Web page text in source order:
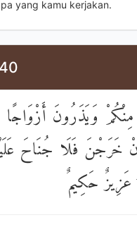
yang kamu kerjakan.
مِنْكُمْ وَيَذَرُونَ
خَرَجْنَ فَلَا جُنَاحَ
حَكِيمٌ